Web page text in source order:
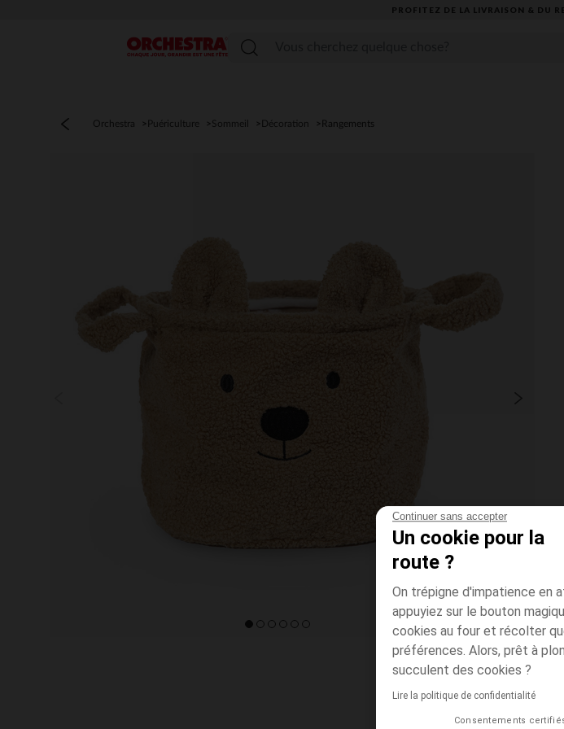
Continuer sans accepter
Un cookie pour la
route ?
On trépigne d'impatience en
appuyiez sur le bouton
cookies au four et récolter
préférences. Alors, prêt à
succulent des cookies ?
Lire la politique de confidentialité
Consentements
PROFITEZ DE LA LIVRAISON & DU
Menu
Orchestra Puériculture Sommeil Décoration Rangements